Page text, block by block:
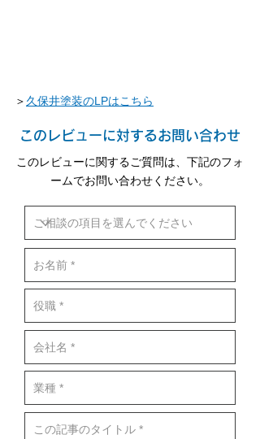
＞ 久保井塗装のLPはこちら
このレビューに対するお問い合わせ
このレビューに関するご質問は、下記のフォ
ームでお問い合わせください。